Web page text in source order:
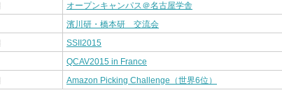
オープンキャンパス＠名古屋学舎
濱川研・橋本研 交流会
SSII2015
QCAV2015 in France
Amazon Picking Challenge（世界6位）